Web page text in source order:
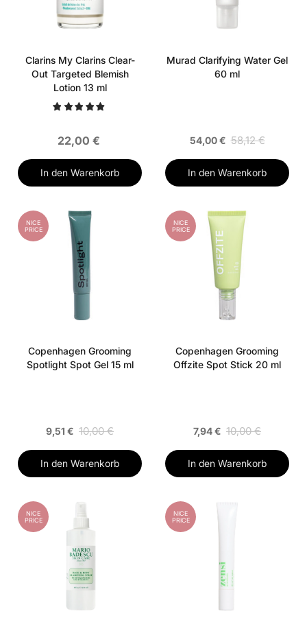
Clarins My Clarins Clear-
Out Targeted Blemish
Lotion 13 ml
22,00 €
In den Warenkorb
Murad Clarifying Water Gel
60 ml
54,00 € 58,12 €
In den Warenkorb
NICE
PRICE
Copenhagen Grooming
Spotlight Spot Gel 15 ml
9,51 € 10,00 €
In den Warenkorb
NICE
PRICE
Copenhagen Grooming
Offzite Spot Stick 20 ml
7,94 € 10,00 €
In den Warenkorb
NICE
PRICE
NICE
PRICE